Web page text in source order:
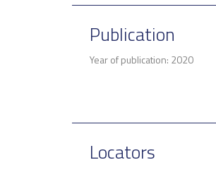
Publication
Year of publication: 2020
Locators